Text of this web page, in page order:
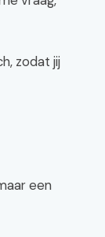
zodat jij
een